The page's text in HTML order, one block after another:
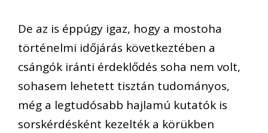
De az is éppúgy igaz, hogy a mostoha
történelmi időjárás következtében a
csángók iránti érdeklődés soha nem volt,
sohasem lehetett tisztán tudományos,
még a legtudósabb hajlamú kutatók is
sorskérdésként kezelték a körükben